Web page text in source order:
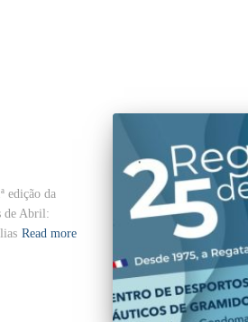
edição da
de Abril:
Read more